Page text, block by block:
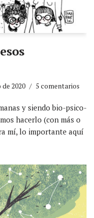
2020 5 comentarios
y siendo bio-psico-
hacerlo (con más o
mí, lo importante aquí